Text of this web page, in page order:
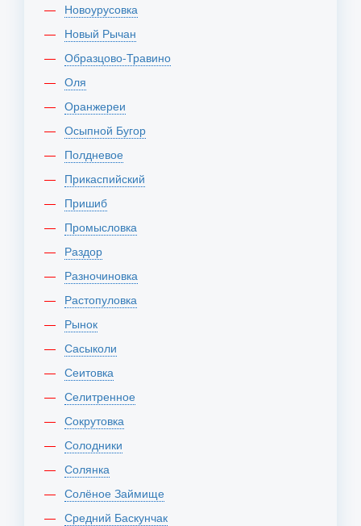
Новоурусовка
Новый Рычан
Образцово-Травино
Оля
Оранжереи
Осыпной Бугор
Полдневое
Прикаспийский
Пришиб
Промысловка
Раздор
Разночиновка
Растопуловка
Рынок
Сасыколи
Сеитовка
Селитренное
Сокрутовка
Солодники
Солянка
Солёное Займище
Средний Баскунчак